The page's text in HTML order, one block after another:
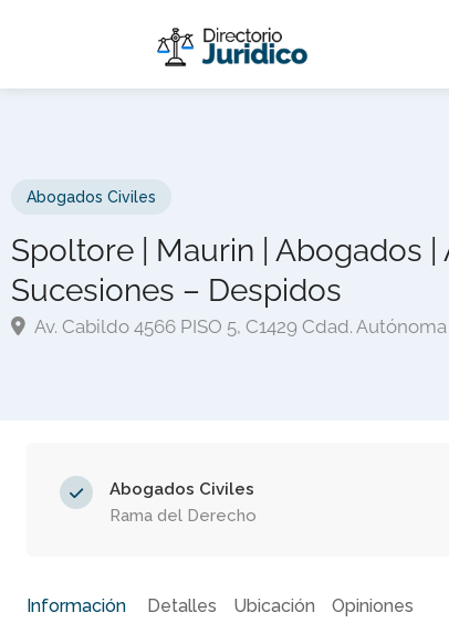
Abogados Civiles
Spoltore | Maurin | Abogados
Sucesiones – Despidos
Av. Cabildo 4566 PISO 5, C1429 Cdad.
Abogados Civiles
Rama del Derecho
Información Detalles Ubicación Opiniones